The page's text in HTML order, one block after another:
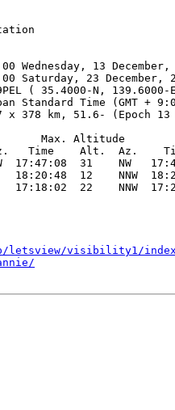
Wednesday, 13 December,
Saturday, 23 December,
( 35.4000-N, 139.6000-
Standard Time (GMT +
x 378 km, 51.6- (Epoch 13
Max. Altitude
Time    Alt.  Az.
17:47:08  31    NW
18:20:48  12    NNW
17:18:02  22    NNW
letsview/visibility1/